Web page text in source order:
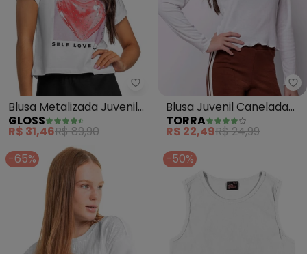
Gloss - Blusa Metalizada
Blusa Metalizada Juvenil
(Branco)
GLOSS
R$ 31,46R$ 89,90
Blusa Juvenil Canelada
Manga Longa Frufru
(Branca)
TORRA
R$ 22,49R$ 24,99
-65%
-50%